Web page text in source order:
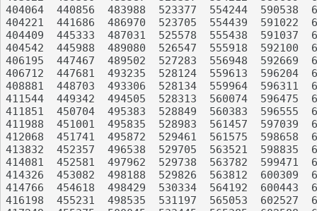
404064	440856	483988	523377	554244	590538	618775	653148	688771	723440
404221	441686	486970	523705	554439	591022	620017	654289	689842	723445
404409	445333	487031	525578	555438	591037	621458	654481	690830	723989
404542	445988	489080	526547	555918	592100	621490	654948	692058	725184
406195	447467	489502	527283	556948	592669	622329	656496	693154	725714
406712	447681	493235	528124	559613	596204	623591	656550	693215	726862
408881	448703	493306	528134	559964	596311	625853	657288	694632	728534
411544	449342	494505	528313	560074	596475	626359	658262	694677	729699
411851	450704	495383	528849	560383	596555	627273	659835	695988	730159
411988	451001	495835	528983	561457	597039	627709	660228	697936	730535
412068	451741	495872	529461	561575	598658	630999	660688	698008	730630
413832	452357	496538	529705	563521	598835	631286	660838	698270	730635
414081	452581	497962	529738	563782	599471	631327	661029	699960	731532
414326	453082	498188	529826	563812	600309	631401	661274	700440	731982
414766	454618	498429	530334	564192	600443	632217	661551	701382	733385
416198	455231	498535	531197	565053	602527	633566	662951	701456	734989